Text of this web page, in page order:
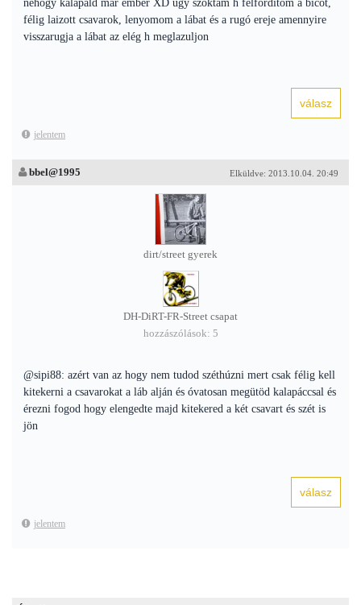
nehogy kalapáld már ember XD ugy szoktam h felforditom a bicót,
félig laizott csavarok, lenyomom a lábat és a rugó ereje amennyire
visszarugja a lábat az elég h meglazuljon
jelentem
Elküldve: 2013.10.04. 20:49
bbel@1995
dirt/street gyerek
DH-DiRT-FR-Street csapat
hozzászólások: 5
@sipi88: azért van az hogy nem tudod széthúzni mert csak félig kell
kitekerni a csavarokat a láb alján és óvatosan megütöd kalapáccsal és
érezni fogod hogy elengedte majd kitekered a két csavart és szét is
jön
jelentem